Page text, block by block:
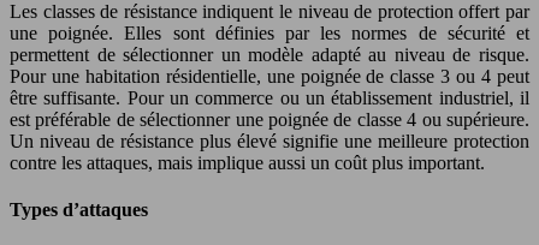
Les classes de résistance indiquent le niveau de protection offert par
une poignée. Elles sont définies par les normes de sécurité et
permettent de sélectionner un modèle adapté au niveau de risque.
Pour une habitation résidentielle, une poignée de classe 3 ou 4 peut
être suffisante. Pour un commerce ou un établissement industriel, il
est préférable de sélectionner une poignée de classe 4 ou supérieure.
Un niveau de résistance plus élevé signifie une meilleure protection
contre les attaques, mais implique aussi un coût plus important.
Types d’attaques